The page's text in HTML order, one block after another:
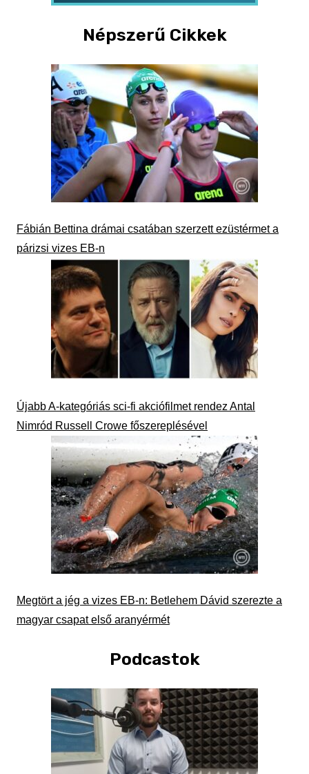
Népszerű Cikkek
Fábián Bettina drámai csatában szerzett ezüstérmet a
párizsi vizes EB-n
Újabb A-kategóriás sci-fi akciófilmet rendez Antal
Nimród Russell Crowe főszereplésével
Megtört a jég a vizes EB-n: Betlehem Dávid szerezte a
magyar csapat első aranyérmét
Podcastok